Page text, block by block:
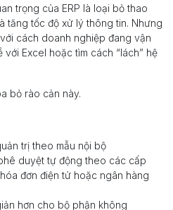
trọng của ERP là loại bỏ thao
tăng tốc độ xử lý thông tin. Nhưng
cách doanh nghiệp đang vận
Excel hoặc tìm cách “lách” hệ
bỏ rào cản này.
trị theo mẫu nội bộ
duyệt tự động theo các cấp
đơn điện tử hoặc ngân hàng
hơn cho bộ phận không